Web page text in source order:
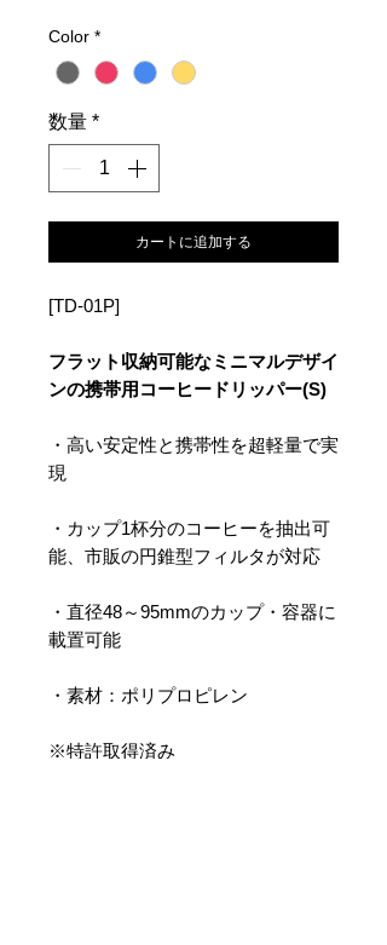
Color *
数量 *
カートに追加する
[TD-01P]
フラット収納可能なミニマルデザイ
ンの携帯用コーヒードリッパー(S)
・高い安定性と携帯性を超軽量で実
現
・カップ1杯分のコーヒーを抽出可
能、市販の円錐型フィルタが対応
・直径48～95mmのカップ・容器に
載置可能
・素材：ポリプロピレン
※特許取得済み